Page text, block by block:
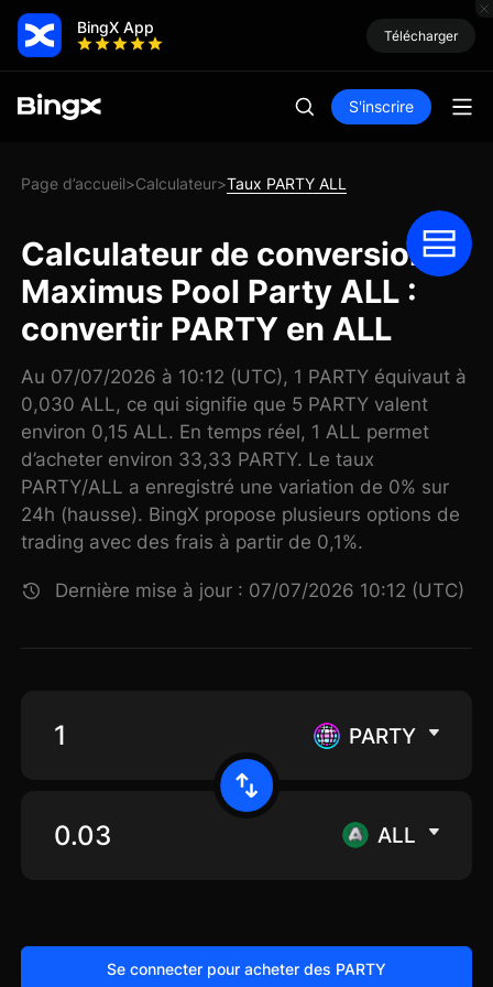
BingX App Télécharger
S'inscrire
Page d’accueil>Calculateur>Taux PARTY ALL
Calculateur de conversion
Maximus Pool Party ALL :
convertir PARTY en ALL
Au 07/07/2026 à 10:12 (UTC), 1 PARTY équivaut à
0,030 ALL, ce qui signifie que 5 PARTY valent
environ 0,15 ALL. En temps réel, 1 ALL permet
d’acheter environ 33,33 PARTY. Le taux
PARTY/ALL a enregistré une variation de 0% sur
24h (hausse). BingX propose plusieurs options de
trading avec des frais à partir de 0,1%.
Dernière mise à jour : 07/07/2026 10:12 (UTC)
PARTY
ALL
Se connecter pour acheter des PARTY